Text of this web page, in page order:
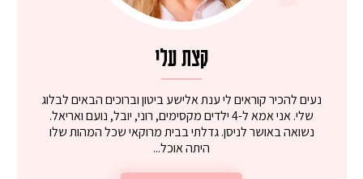
קצת עלי
נעים להכיר קוראים לי ענת אלישע ביטון וברוכים הבאים לבלוג
שלי. אני אמא ל-4 ילדים מקסימים, רוני, יובל, נועם ואריאל.
נשואה באושר לניסן. גדלתי בבית מרוקאי שכל המהות שלו
היתה אוכל...